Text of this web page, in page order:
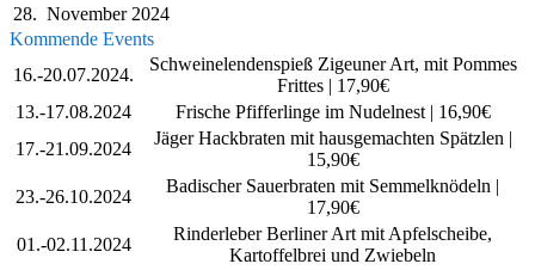
28. November 2024
Kommende Events
16.-20.07.2024.
Schweinelendenspieß Zigeuner Art, mit Pommes
Frittes | 17,90€
13.-17.08.2024
Frische Pfifferlinge im Nudelnest | 16,90€
17.-21.09.2024
Jäger Hackbraten mit hausgemachten Spätzlen |
15,90€
23.-26.10.2024
Badischer Sauerbraten mit Semmelknödeln |
17,90€
01.-02.11.2024
Rinderleber Berliner Art mit Apfelscheibe,
Kartoffelbrei und Zwiebeln